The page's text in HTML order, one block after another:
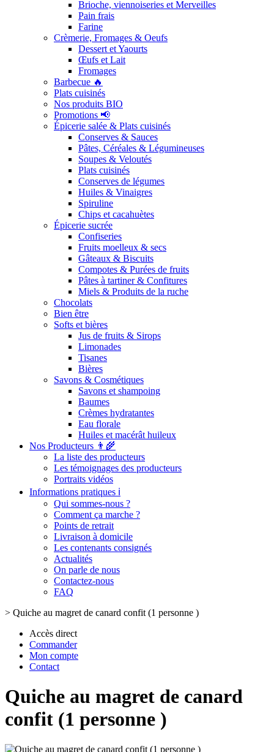
Brioche, viennoiseries et Merveilles
Pain frais
Farine
Crèmerie, Fromages & Oeufs
Dessert et Yaourts
Œufs et Lait
Fromages
Barbecue 🔥
Plats cuisinés
Nos produits BIO
Promotions 📢
Épicerie salée & Plats cuisinés
Conserves & Sauces
Pâtes, Céréales & Légumineuses
Soupes & Veloutés
Plats cuisinés
Conserves de légumes
Huiles & Vinaigres
Spiruline
Chips et cacahuètes
Épicerie sucrée
Confiseries
Fruits moelleux & secs
Gâteaux & Biscuits
Compotes & Purées de fruits
Pâtes à tartiner & Confitures
Miels & Produits de la ruche
Chocolats
Bien être
Softs et bières
Jus de fruits & Sirops
Limonades
Tisanes
Bières
Savons & Cosmétiques
Savons et shampoing
Baumes
Crèmes hydratantes
Eau florale
Huiles et macérât huileux
Nos Producteurs 👨‍🌾
La liste des producteurs
Les témoignages des producteurs
Portraits vidéos
Informations pratiques ℹ️
Qui sommes-nous ?
Comment ça marche ?
Points de retrait
Livraison à domicile
Les contenants consignés
Actualités
On parle de nous
Contactez-nous
FAQ
> Quiche au magret de canard confit (1 personne )
Accès direct
Commander
Mon compte
Contact
Quiche au magret de canard
confit (1 personne )